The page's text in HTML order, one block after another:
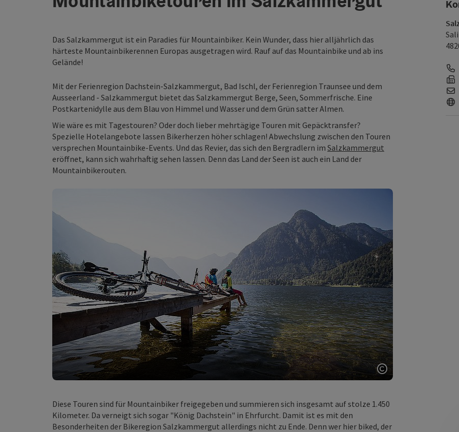
Das Salzkammergut ist ein Paradies für Mountainbiker. Kein Wunder, dass hier alljährlich das
härteste Mountainbikerennen Europas ausgetragen wird. Rauf auf das Mountainbike und ab ins
Gelände!
Mit der Ferienregion Dachstein-Salzkammergut, Bad Ischl, der Ferienregion Traunsee und dem
Ausseerland - Salzkammergut bietet das Salzkammergut Berge, Seen, Sommerfrische. Eine
Postkartenidylle aus dem Blau von Himmel und Wasser und dem Grün satter Almen.
Wie wäre es mit Tagestouren? Oder doch lieber mehrtägige Touren mit Gepäcktransfer?
Spezielle Hotelangebote lassen Bikerherzen höher schlagen! Abwechslung zwischen den Touren
versprechen Mountainbike-Events. Und das Revier, das sich den Bergradlern im Salzkammergut
eröffnet, kann sich wahrhaftig sehen lassen. Denn das Land der Seen ist auch ein Land der
Mountainbikerouten.
Copyright öffnen
Diese Touren sind für Mountainbiker freigegeben und summieren sich insgesamt auf stolze 1.450
Kilometer. Da verneigt sich sogar "König Dachstein" in Ehrfurcht. Damit ist es mit den
Besonderheiten der Bikeregion Salzkammergut allerdings nicht zu Ende. Denn wer hier biked, der